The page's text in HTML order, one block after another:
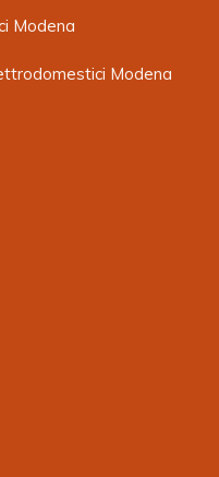
Modena
Modena